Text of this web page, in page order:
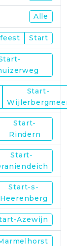
Alle
Start
Start-
Start-
Rindern
Start-
Start-s-
Heerenberg
Azewijn